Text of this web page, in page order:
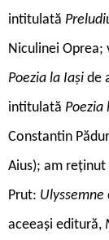
intitulată
Niculinei Oprea;
Poezia la Iași de
intitulată Poezia
Constantin
Aius); am
Prut: Ulyssemne
aceeași editură,